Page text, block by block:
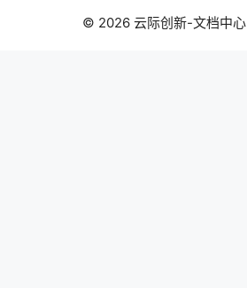
© 2026 云际创新-文档中心